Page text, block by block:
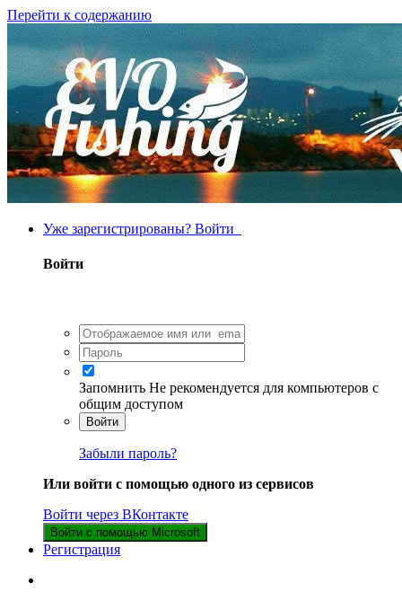
Перейти к содержанию
Уже зарегистрированы? Войти
Войти
Запомнить Не рекомендуется для компьютеров с
общим доступом
Войти
Забыли пароль?
Или войти с помощью одного из сервисов
Войти через ВКонтакте
Войти с помощью Microsoft
Регистрация